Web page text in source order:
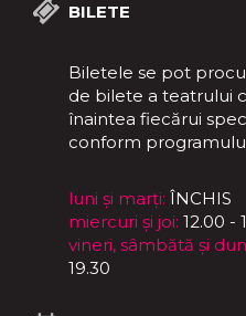
BILETE
Biletele se pot
de bilete a teatrului
înaintea fiecărui
conform
luni și marți: ÎNCHIS
miercuri și joi: 12.00 -
vineri, sâmbătă și
19.30